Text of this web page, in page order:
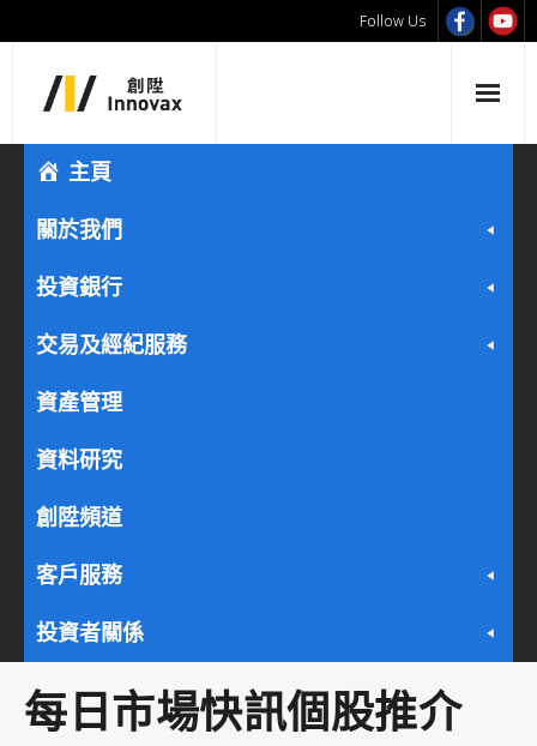
Follow Us
主頁
關於我們
投資銀行
交易及經紀服務
資產管理
資料研究
創陞頻道
客戶服務
投資者關係
每日市場快訊個股推介